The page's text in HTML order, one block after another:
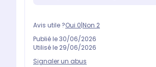
Avis utile ?Oui 0|Non 2
Publié le30/06/2026
Utilisé le 29/06/2026
Signaler un abus